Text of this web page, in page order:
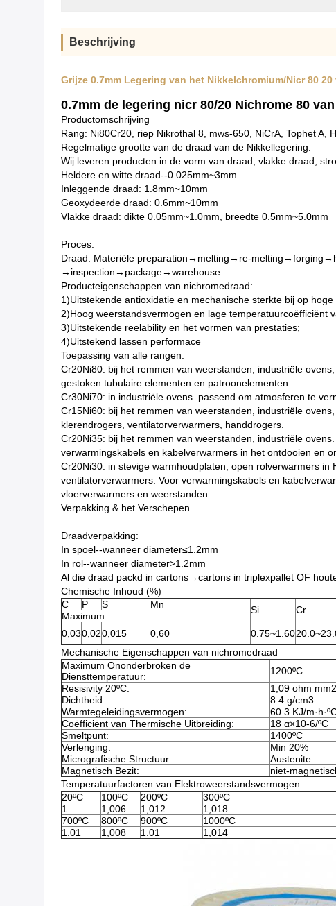
Beschrijving
Grijze 0.7mm Legering van het Nikkelchromium/Nicr 80
0.7mm de legering nicr 80/20 Nichrome 80
Productomschrijving
Rang: Ni80Cr20, riep Nikrothal 8, mws-650, NiCrA, Tophet A,
Regelmatige grootte van de draad van de Nikkellegering:
Wij leveren producten in de vorm van draad, vlakke draad,
Heldere en witte draad--0.025mm~3mm
Inleggende draad: 1.8mm~10mm
Geoxydeerde draad: 0.6mm~10mm
Vlakke draad: dikte 0.05mm~1.0mm, breedte 0.5mm~5.0mm
Proces:
Draad: Materiële preparation→melting→re-
→inspection→package→warehouse
Producteigenschappen van nichromedraad:
1)Uitstekende antioxidatie en mechanische sterkte bij op
2)Hoog weerstandsvermogen en lage temperatuurcoëfficiënt
3)Uitstekende reelability en het vormen van prestaties;
4)Uitstekend lassen performace
Toepassing van alle rangen:
Cr20Ni80: bij het remmen van weerstanden, industriële
gestoken tubulaire elementen en patroonelementen.
Cr30Ni70: in industriële ovens. passend om atmosferen te
Cr15Ni60: bij het remmen van weerstanden, industriële
klerendrogers, ventilatorverwarmers, handdrogers.
Cr20Ni35: bij het remmen van weerstanden, industriële
verwarmingskabels en kabelverwarmers in het ontdooien en
Cr20Ni30: in stevige warmhoudplaten, open rolverwarmers
ventilatorverwarmers. Voor verwarmingskabels en
vloerverwarmers en weerstanden.
Verpakking & het Verschepen
Draadverpakking:
In spoel--wanneer diameter≤1.2mm
In rol--wanneer diameter>1.2mm
Al die draad packd in cartons→cartons in triplexpallet OF
Chemische Inhoud (%)
C
P S Mn Si Cr
Maximum
0,030,020,015 0,60 0.75~1.60
Mechanische Eigenschappen van nichromedraad
Maximum Ononderbroken de
Diensttemperatuur:
1200ºC
Resisivity 20ºC:
1,09 ohm
Dichtheid:
8.4 g/cm3
Warmtegeleidingsvermogen:
60.3 KJ/
Coëfficiënt van Thermische Uitbreiding:
18 α×10-6/ºC
Smeltpunt:
1400ºC
Verlenging:
Min 20%
Micrografische Structuur:
Austenite
Magnetisch Bezit:
niet-
Temperatuurfactoren van Elektroweerstandsvermogen
20ºC
100ºC 200ºC 300ºC
1
1,006 1,012 1,018
700ºC
800ºC 900ºC 1000ºC
1.01
1,008 1.01 1,014